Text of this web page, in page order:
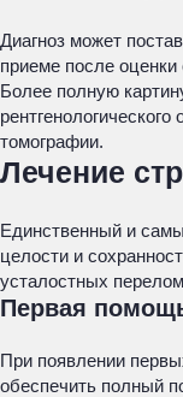
Диагноз может
приеме после
Более полную
томографии.
Лечение
Единственный и
целости и
усталостных
Первая
При появлении
обеспечить полный